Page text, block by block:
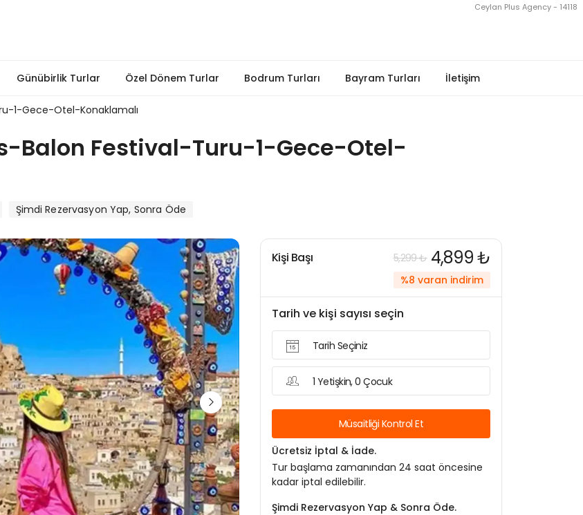
Ceylan Plus Agency - 14118
Günübirlik Turlar Özel Dönem Turlar Bodrum Turları Bayram Turları İletişim
1-Gece-Otel-Konaklamalı
Balon Festival-Turu-1-Gece-Otel-
Şimdi Rezervasyon Yap, Sonra Öde
Kişi Başı 5,299 ₺ 4,899 ₺
%8 varan indirim
Tarih ve kişi sayısı seçin
Tarih Seçiniz
1 Yetişkin, 0 Çocuk
Müsaitliği Kontrol Et
Ücretsiz İptal & İade.
Tur başlama zamanından 24 saat öncesine
kadar iptal edilebilir.
Şimdi Rezervasyon Yap & Sonra Öde.